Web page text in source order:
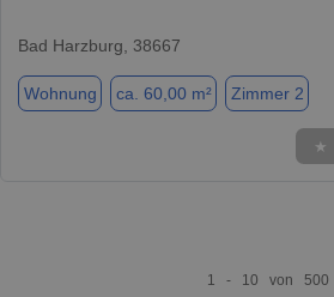
Bad Harzburg, 38667
Wohnung ca. 60,00 m² Zimmer 2
★
1 - 10 von 500